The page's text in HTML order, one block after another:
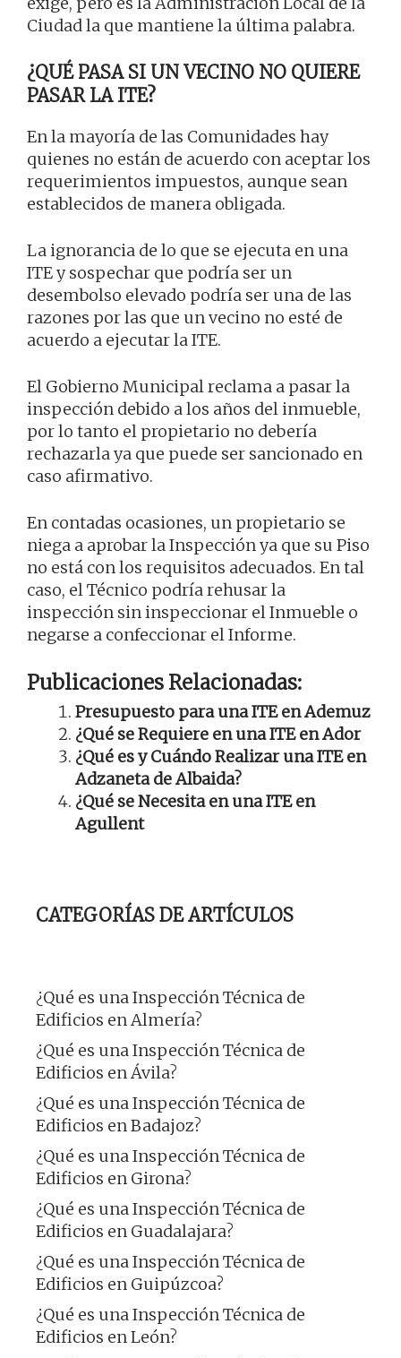
Ciudad la que mantiene la última palabra.
¿QUÉ PASA SI UN VECINO NO QUIERE
PASAR LA ITE?
En la mayoría de las Comunidades hay
quienes no están de acuerdo con aceptar los
requerimientos impuestos, aunque sean
establecidos de manera obligada.
La ignorancia de lo que se ejecuta en una
ITE y sospechar que podría ser un
desembolso elevado podría ser una de las
razones por las que un vecino no esté de
acuerdo a ejecutar la ITE.
El Gobierno Municipal reclama a pasar la
inspección debido a los años del inmueble,
por lo tanto el propietario no debería
rechazarla ya que puede ser sancionado en
caso afirmativo.
En contadas ocasiones, un propietario se
niega a aprobar la Inspección ya que su Piso
no está con los requisitos adecuados. En tal
caso, el Técnico podría rehusar la
inspección sin inspeccionar el Inmueble o
negarse a confeccionar el Informe.
Publicaciones Relacionadas:
Presupuesto para una ITE en Ademuz
¿Qué se Requiere en una ITE en Ador
¿Qué es y Cuándo Realizar una ITE en
Adzaneta de Albaida?
¿Qué se Necesita en una ITE en
Agullent
CATEGORÍAS DE ARTÍCULOS
¿Qué es una Inspección Técnica de
Edificios en Almería?
¿Qué es una Inspección Técnica de
Edificios en Ávila?
¿Qué es una Inspección Técnica de
Edificios en Badajoz?
¿Qué es una Inspección Técnica de
Edificios en Girona?
¿Qué es una Inspección Técnica de
Edificios en Guadalajara?
¿Qué es una Inspección Técnica de
Edificios en Guipúzcoa?
¿Qué es una Inspección Técnica de
Edificios en León?